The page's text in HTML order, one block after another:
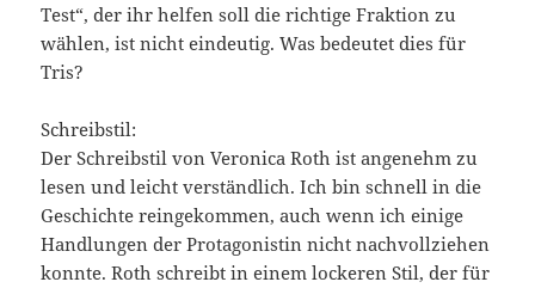
Test“, der ihr helfen soll die richtige Fraktion zu
wählen, ist nicht eindeutig. Was bedeutet dies für
Tris?
Schreibstil:
Der Schreibstil von Veronica Roth ist angenehm zu
lesen und leicht verständlich. Ich bin schnell in die
Geschichte reingekommen, auch wenn ich einige
Handlungen der Protagonistin nicht nachvollziehen
konnte. Roth schreibt in einem lockeren Stil, der für